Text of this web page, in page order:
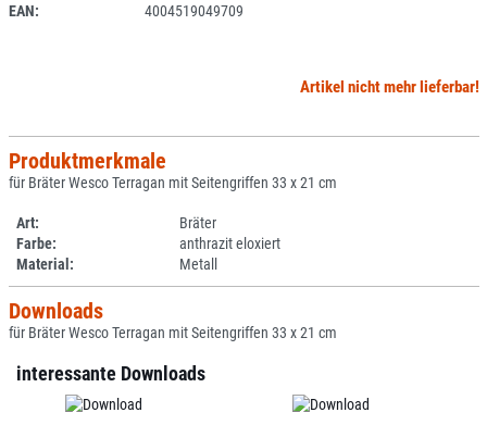
EAN:
4004519049709
Artikel nicht mehr lieferbar!
Produktmerkmale
für Bräter Wesco Terragan mit Seitengriffen 33 x 21 cm
Art:
Bräter
Farbe:
anthrazit eloxiert
Material:
Metall
Downloads
für Bräter Wesco Terragan mit Seitengriffen 33 x 21 cm
interessante Downloads